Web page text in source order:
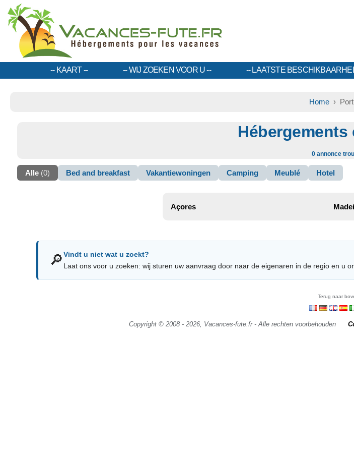
KAART WIJ ZOEKEN VOOR U LAATSTE
Home ›
Hébergements
0 annonce
Alle (0) Bed and breakfast Vakantiewoningen Camping Meublé Hotel
Açores
🔎Vindt u niet wat u zoekt?
Laat ons voor u zoeken: wij sturen uw aanvraag door naar de eigenaren in de regio en u
Terug naar
Copyright © 2008 - 2026, Vacances-fute.fr - Alle rechten voorbehouden